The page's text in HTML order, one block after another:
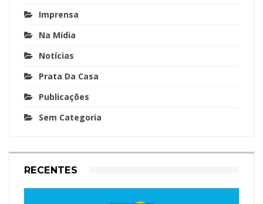
Imprensa
Na Mídia
Notícias
Prata Da Casa
Publicações
Sem Categoria
RECENTES